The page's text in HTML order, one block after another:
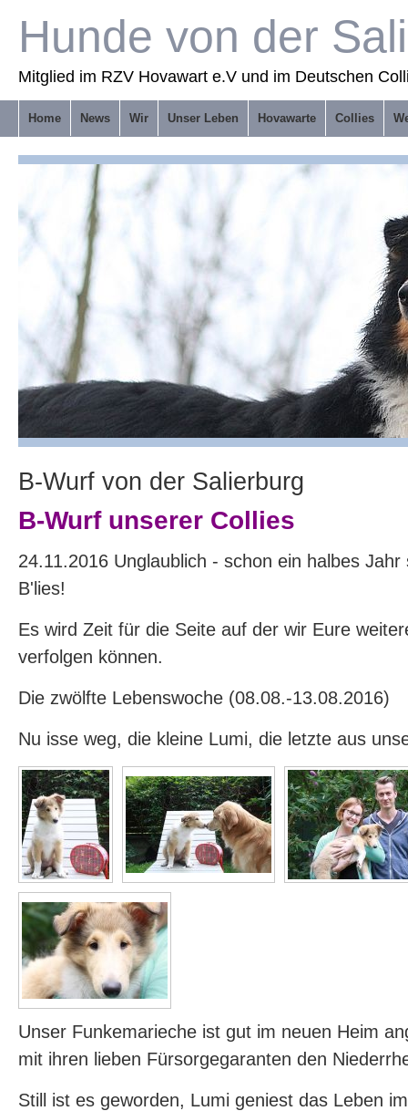
Hunde von der
Mitglied im RZV Hovawart e.V und im Deutschen
Home News Wir Unser Leben Hovawarte Collies
B-Wurf von der Salierburg
B-Wurf unserer Collies
24.11.2016 Unglaublich - schon ein halbes
B'lies!
Es wird Zeit für die Seite auf der wir Eure
verfolgen können.
Die zwölfte Lebenswoche (08.08.-13.08.2016)
Nu isse weg, die kleine Lumi, die letzte aus
Unser Funkemarieche ist gut im neuen Heim
mit ihren lieben Fürsorgegaranten den
Still ist es geworden, Lumi geniest das Leben